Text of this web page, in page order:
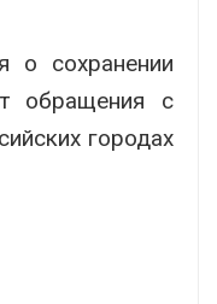
о сохранении
обращения с
городах
проект дата-
Google
с протестами
воды и близости